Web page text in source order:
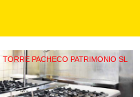
TORRE PACHECO PATRIMONIO SL